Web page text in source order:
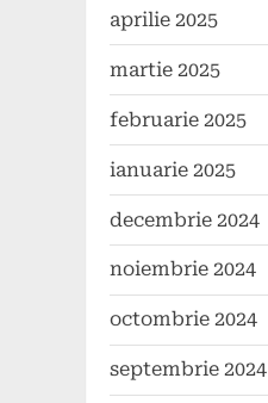
aprilie 2025
martie 2025
februarie 2025
ianuarie 2025
decembrie 2024
noiembrie 2024
octombrie 2024
septembrie 2024